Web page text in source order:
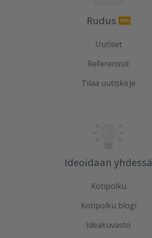
Rudus
Uutiset
Referenssit
Tilaa uutiskirje
Ideoidaan yhdessä
Kotipolku
Kotipolku blogi
Ideakuvasto